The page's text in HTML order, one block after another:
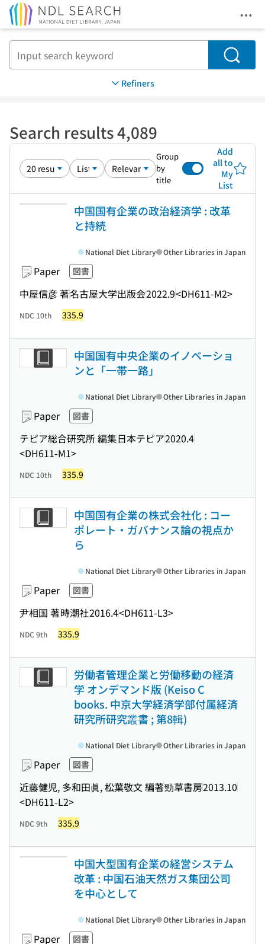
Search
Refiners
Search results 4,089
Group
by
title
Add
all to
My
List
中国国有企業の政治経済学 : 改革
と持続
Paper 図書
中屋信彦 著名古屋大学出版会2022.9<DH611-M2>
National Diet Library Other Libraries in Japan
NDC 10th 335.9
中国国有中央企業のイノベーショ
ンと「一帯一路」
Paper 図書
テピア総合研究所 編集日本テピア2020.4
<DH611-M1>
National Diet Library Other Libraries in Japan
NDC 10th 335.9
中国国有企業の株式会社化 : コー
ポレート・ガバナンス論の視点か
ら
Paper 図書
尹相国 著時潮社2016.4<DH611-L3>
National Diet Library Other Libraries in Japan
NDC 9th 335.9
労働者管理企業と労働移動の経済
学 オンデマンド版 (Keiso C
books. 中京大学経済学部付属経済
研究所研究叢書 ; 第8輯)
Paper 図書
近藤健児, 多和田眞, 松葉敬文 編著勁草書房2013.10
<DH611-L2>
National Diet Library Other Libraries in Japan
NDC 9th 335.9
中国大型国有企業の経営システム
改革 : 中国石油天然ガス集団公司
を中心として
Paper 図書
National Diet Library Other Libraries in Japan